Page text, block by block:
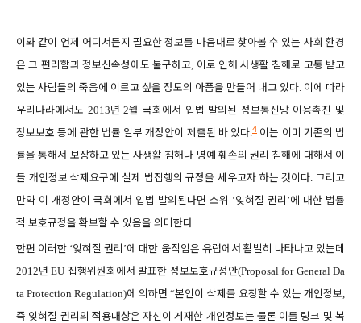
이와 같이 언제 어디서든지 필요한 정보를 마음대로 찾아볼 수 있는 사회 환경
은 그 편리함과 정보신속성에도 불구하고, 이로 인해 사생활 침해로 고통 받고
있는 사람들의 죽음에 이르고 싶을 정도의 아픔을 만들어 내고 있다. 이에 따라
우리나라에서도 2013년2월 국회에서 입법 발의된 정보통신망 이용촉진 및
정보보호 등에 관한 법률 일부 개정안이 제출된 바 있다.4 이는 이미 기존의 법
률을 통해서 보장하고 있는 사생활 침해나 명예 훼손의 권리 침해에 대해서 이
들 개인정보 삭제요구에 실제 법집행의 규정을 세우고자 하는 것이다.그리고
만약 이 개정안이 국회에서 입법 발의된다면 소위 ‘잊혀질 권리 ’에 대한 법률
적 보호규정을 확보할 수 있음을 의미한다.
한편 이러한 ‘잊혀질 권리 ’에 대한 움직임은 유럽에서 활발히 나타나고 있는데
2012년EU 집행위원회에서 발표한 정보보호규정안(Proposal for General Da
ta Protection Regulation)에 의하면“본인이 삭제를 요청할 수 있는 개인정보,
즉 잊혀질 권리의 적용대상은 자신이 게재한 개인정보는 물론 이를 링크 및 복